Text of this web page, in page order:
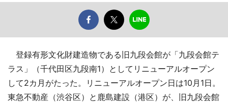
登録有形文化財建造物である旧九段会館が「九段会館テ
ラス」（千代田区九段南1）としてリニューアルオープン
して2カ月がたった。リニューアルオープン日は10月1日。
東急不動産（渋谷区）と鹿島建設（港区）が、旧九段会館